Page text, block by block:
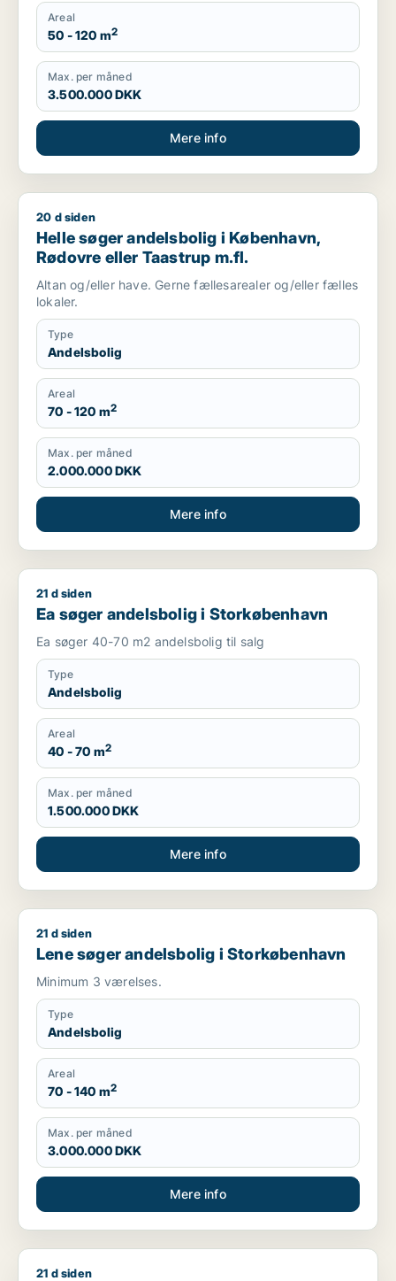
Areal
50 - 120 m2
Max. per måned
3.500.000 DKK
Mere info
Helle søger andelsbolig i København, Rødovre eller
20 d siden
Helle søger andelsbolig i København,
Rødovre eller Taastrup m.fl.
Altan og/eller have. Gerne fællesarealer og/eller fælles
lokaler.
Type
Andelsbolig
Areal
70 - 120 m2
Max. per måned
2.000.000 DKK
Mere info
Ea søger andelsbolig i Storkøbenhavn
21 d siden
Ea søger andelsbolig i Storkøbenhavn
Ea søger 40-70 m2 andelsbolig til salg
Type
Andelsbolig
Areal
40 - 70 m2
Max. per måned
1.500.000 DKK
Mere info
Lene søger andelsbolig i Storkøbenhavn
21 d siden
Lene søger andelsbolig i Storkøbenhavn
Minimum 3 værelses.
Type
Andelsbolig
Areal
70 - 140 m2
Max. per måned
3.000.000 DKK
Mere info
Evy søger andelsbolig i Vallensbæk, Hedehusene eller
21 d siden